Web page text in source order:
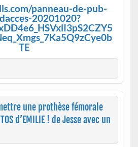
panneau-de-pub-
20201020?
TE
une prothèse fémorale
d’EMILIE ! de Jesse avec un